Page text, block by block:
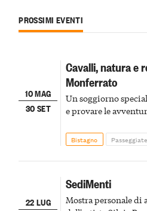
PROSSIMI EVENTI
10 MAG
30 SET
Cavalli, natura e
Monferrato
Un soggiorno
e provare le
Bistagno
22 LUG
SediMenti
Mostra personale di